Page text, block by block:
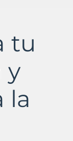
tu
y
la